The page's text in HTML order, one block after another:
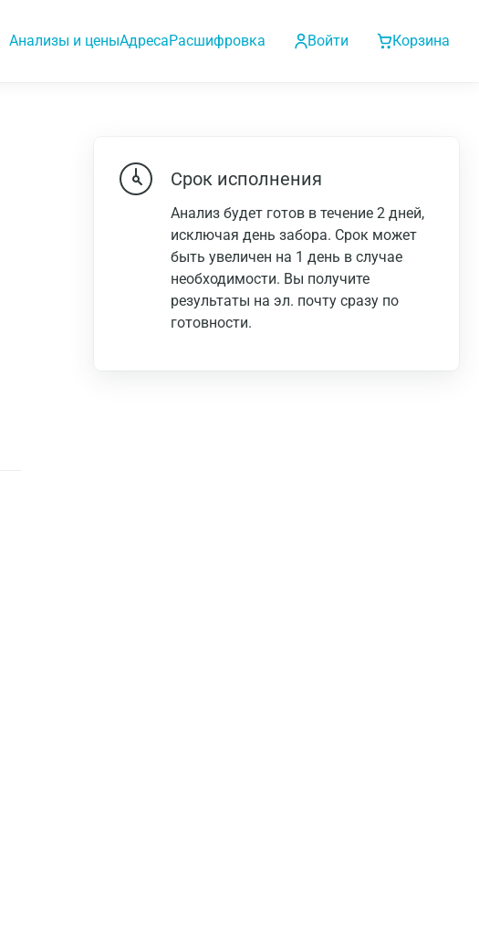
Анализы и ценыАдресаРасшифровка Войти Корзина
Срок исполнения
Анализ будет готов в течение 2 дней,
исключая день забора. Срок может
быть увеличен на 1 день в случае
необходимости. Вы получите
результаты на эл. почту сразу по
готовности.